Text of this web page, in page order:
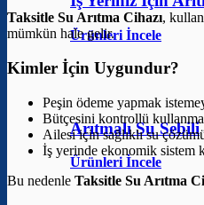
Ürünleri İncele
Arıtmalı Su Sebili
Ürünleri İncele
Taksitle Su Arıtma Cihazı,
mümkün hale gelir.
Kimler İçin Uygundur?
Peşin ödeme yapmak
Bütçesini kontrollü
Ailesi için sağlıklı su
İş yerinde ekonomik sistem
Bu nedenle Taksitle Su Arıtma